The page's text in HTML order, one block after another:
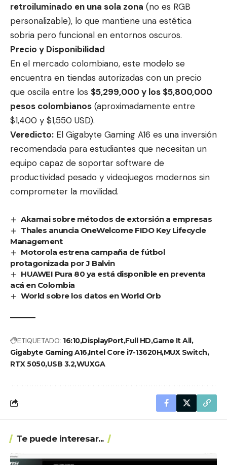
retroiluminado en una sola zona (no es RGB
personalizable), lo que mantiene una estética
sobria pero funcional en entornos oscuros.
Precio y Disponibilidad
En el mercado colombiano, este modelo se
encuentra en tiendas autorizadas con un precio
que oscila entre los $5,299,000 y los $5,800,000
pesos colombianos (aproximadamente entre
$1,400 y $1,550 USD).
Veredicto: El Gigabyte Gaming A16 es una inversión
recomendada para estudiantes que necesitan un
equipo capaz de soportar software de
productividad pesado y videojuegos modernos sin
comprometer la movilidad.
Akamai sobre métodos de extorsión a empresas
Thales anuncia OneWelcome FIDO Key Lifecycle
Management
Motorola estrena campaña de fútbol
protagonizada por J Balvin
HUAWEI Pura 80 ya está disponible en preventa
acá en Colombia
World sobre los datos en World Orb
ETIQUETADO: 16:10DisplayPortFull HD Game It All
Gigabyte Gaming A16 Intel Core i7-13620HMUX Switch
RTX 5050USB 3.2WUXGA
Te puede interesar...